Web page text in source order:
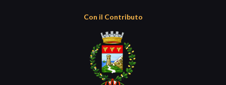
Con il Contributo